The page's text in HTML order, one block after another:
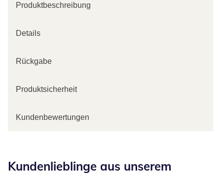
Produktbeschreibung
Details
Rückgabe
Produktsicherheit
Kundenbewertungen
Kundenlieblinge aus unserem